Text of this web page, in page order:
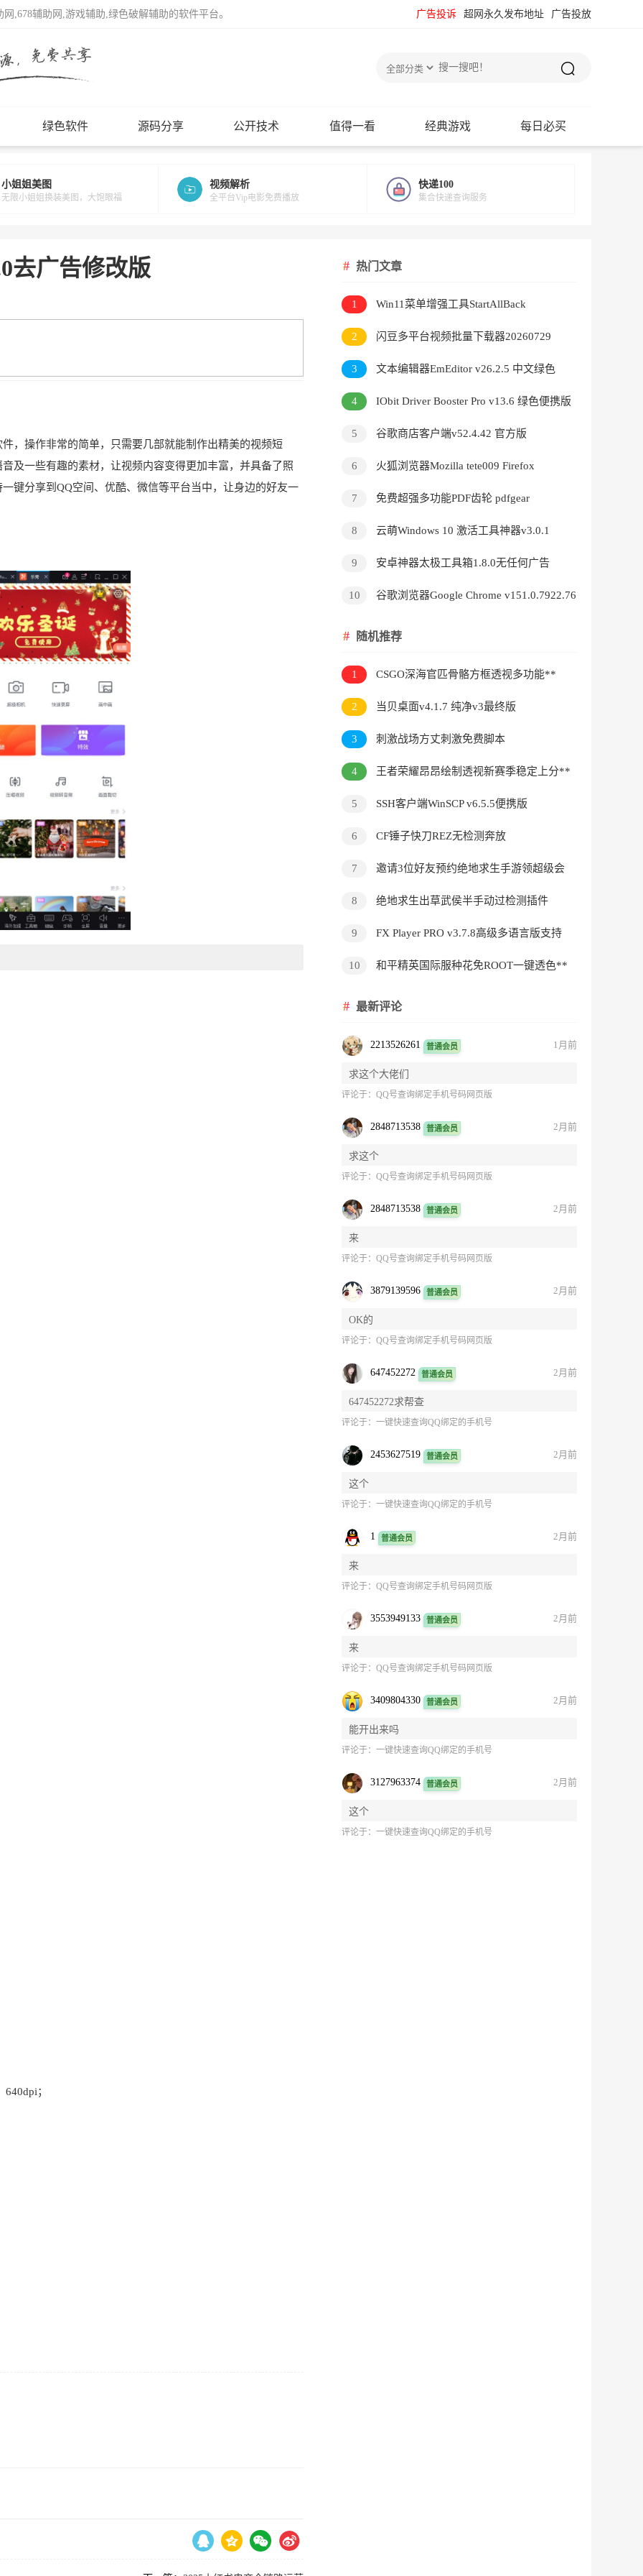
,678辅助网,游戏辅助,绿色破解辅助的软件平台。 广告投放
超网永久发布地址
广告投诉
绿色软件 源码分享 公开技术 值得一看 经典游戏 每日必买
小姐姐美图
无限小姐姐换装美图，大饱眼福
视频解析
全平台Vip电影免费播放
快递100
集合快递查询服务
去广告修改版
，操作非常的简单，只需要几部就能制作出精美的视频短
及一些有趣的素材，让视频内容变得更加丰富，并具备了照
键分享到QQ空间、优酷、微信等平台当中，让身边的好友一
；
热门文章
1
Win11菜单增强工具StartAllBack
v3.9.24.5378直装版
2
闪豆多平台视频批量下载器20260729
3
文本编辑器EmEditor v26.2.5 中文绿色
版
4
IObit Driver Booster Pro v13.6 绿色便携版
5 谷歌商店客户端v52.4.42 官方版
6
火狐浏览器Mozilla tete009 Firefox
7
免费超强多功能PDF齿轮 pdfgear
8
云萌Windows 10 激活工具神器v3.0.1
9 安卓神器太极工具箱1.8.0无任何广告
10
谷歌浏览器Google Chrome v151.0.7922.76
随机推荐
1
CSGO深海官匹骨骼方框透视多功能**
Bet1.0
2
当贝桌面v4.1.7 纯净v3最终版
3 刺激战场方丈刺激免费脚本
4 王者荣耀昂昂绘制透视新赛季稳定上分**
5 SSH客户端WinSCP v6.5.5便携版
6 CF锤子快刀REZ无检测奔放
7
邀请3位好友预约绝地求生手游领超级会
8
绝地求生出草武侯半手动过检测插件
9
FX Player PRO v3.7.8高级多语言版支持
10
和平精英国际服种花免ROOT一键透色**
最新评论
2213526261 普通会员 1月前
求这个大佬们
评论于：QQ号查询绑定手机号码网页版
2848713538 普通会员 2月前
求这个
评论于：QQ号查询绑定手机号码网页版
2848713538 普通会员 2月前
来
评论于：QQ号查询绑定手机号码网页版
3879139596 普通会员 2月前
OK的
评论于：QQ号查询绑定手机号码网页版
647452272 普通会员 2月前
647452272求帮查
评论于：一键快速查询QQ绑定的手机号
2453627519 普通会员 2月前
这个
评论于：一键快速查询QQ绑定的手机号
1 普通会员 2月前
来
评论于：QQ号查询绑定手机号码网页版
3553949133 普通会员 2月前
来
评论于：QQ号查询绑定手机号码网页版
3409804330 普通会员 2月前
能开出来吗
评论于：一键快速查询QQ绑定的手机号
3127963374 普通会员 2月前
这个
评论于：一键快速查询QQ绑定的手机号